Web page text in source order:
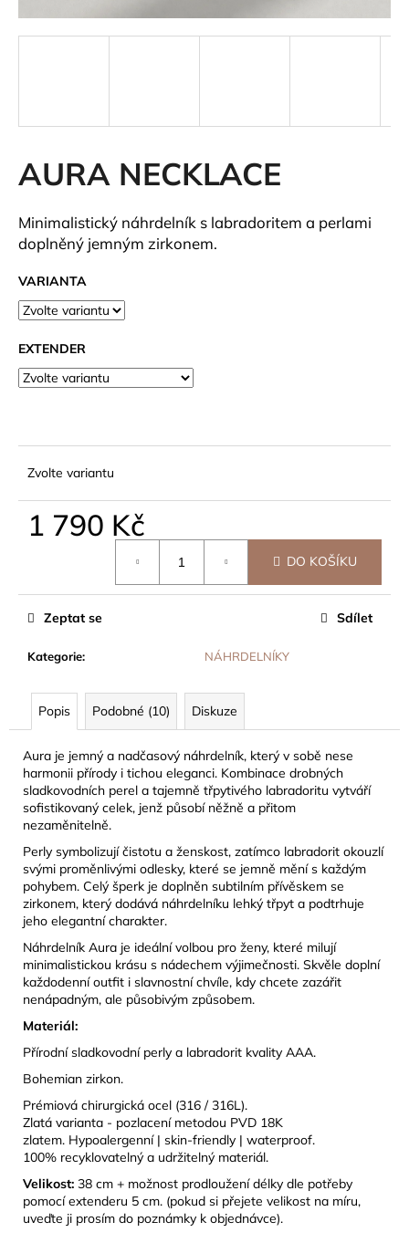
AURA NECKLACE
Minimalistický náhrdelník s labradoritem a perlami
doplněný jemným zirkonem.
VARIANTA
EXTENDER
Zvolte variantu
1 790 Kč
DO KOŠÍKU
Kategorie: NÁHRDELNÍKY
Zeptat se Sdílet
Popis Podobné (10) Diskuze
Aura je jemný a nadčasový náhrdelník, který v sobě nese
harmonii přírody i tichou eleganci. Kombinace drobných
sladkovodních perel a tajemně třpytivého labradoritu vytváří
sofistikovaný celek, jenž působí něžně a přitom
nezaměnitelně.
Perly symbolizují čistotu a ženskost, zatímco labradorit okouzlí
svými proměnlivými odlesky, které se jemně mění s každým
pohybem. Celý šperk je doplněn subtilním přívěskem se
zirkonem, který dodává náhrdelníku lehký třpyt a podtrhuje
jeho elegantní charakter.
Náhrdelník Aura je ideální volbou pro ženy, které milují
minimalistickou krásu s nádechem výjimečnosti. Skvěle doplní
každodenní outfit i slavnostní chvíle, kdy chcete zazářit
nenápadným, ale působivým způsobem.
Materiál:
Přírodní sladkovodní perly a labradorit kvality AAA.
Bohemian zirkon.
Prémiová chirurgická ocel (316 / 316L).
Zlatá varianta - pozlacení metodou PVD 18K
zlatem. Hypoalergenní | skin-friendly | waterproof.
100% recyklovatelný a udržitelný materiál.
Velikost: 38 cm + možnost prodloužení délky dle potřeby
pomocí extenderu 5 cm. (pokud si přejete velikost na míru,
uveďte ji prosím do poznámky k objednávce).
a
D
o
o
r
u
j
e